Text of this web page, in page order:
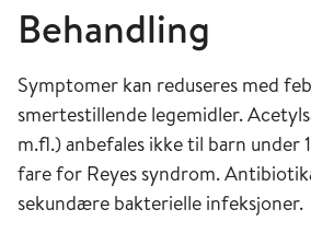
Behandling
Symptomer kan reduseres med
smertestillende legemidler.
m.fl.) anbefales ikke til barn under
fare for Reyes syndrom.
sekundære bakterielle infeksjoner.